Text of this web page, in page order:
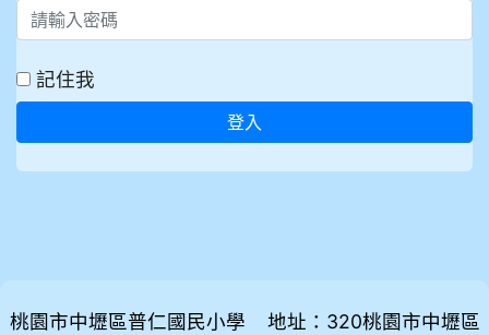
記住我
登入
桃園市中壢區普仁國民小學 地址：320桃園市中壢區